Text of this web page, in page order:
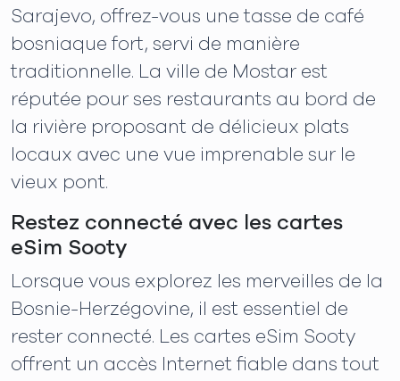
Sarajevo, offrez-vous une tasse de café
bosniaque fort, servi de manière
traditionnelle. La ville de Mostar est
réputée pour ses restaurants au bord de
la rivière proposant de délicieux plats
locaux avec une vue imprenable sur le
vieux pont.
Restez connecté avec les cartes
eSim Sooty
Lorsque vous explorez les merveilles de la
Bosnie-Herzégovine, il est essentiel de
rester connecté. Les cartes eSim Sooty
offrent un accès Internet fiable dans tout